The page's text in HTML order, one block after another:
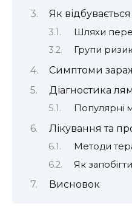
Як
Шляхи
Групи
Симптоми
Діагностика
Популярні
Лікування та
Методи
Як
Висновок